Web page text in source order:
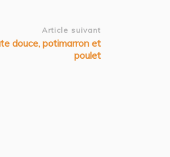
Article suivant
douce, potimarron et
poulet